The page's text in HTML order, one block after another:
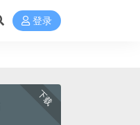
登录
下载